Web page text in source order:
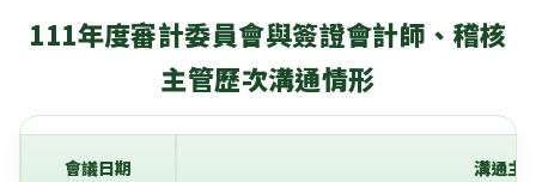
111年度審計委員會與簽證會計師、稽核
主管歷次溝通情形
會議日期 溝通主